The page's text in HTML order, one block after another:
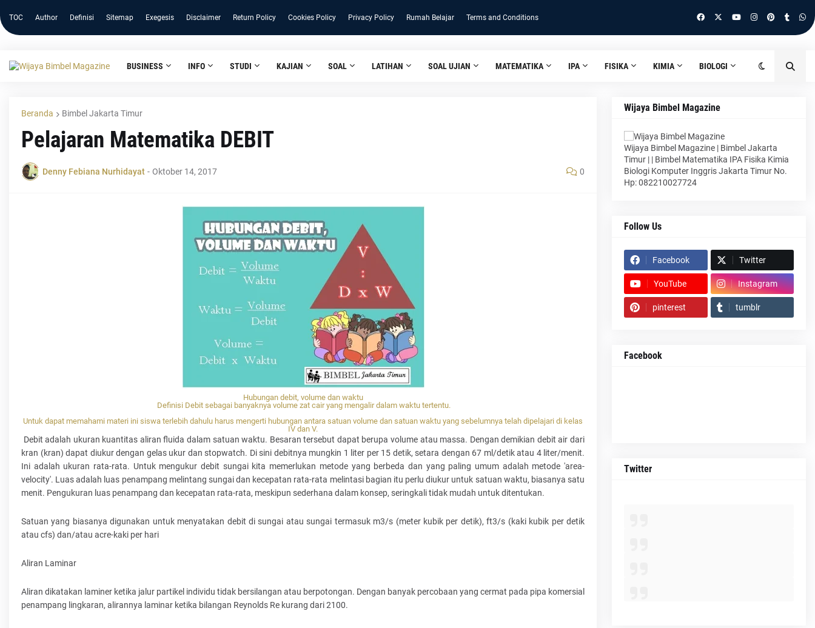
TOC Author Definisi Sitemap Exegesis Disclaimer Return Policy Cookies Policy Privacy Policy Rumah Belajar Terms and Conditions
BUSINESS INFO STUDI KAJIAN SOAL LATIHAN SOAL UJIAN MATEMATIKA IPA FISIKA KIMIA BIOLOGI
Beranda Bimbel Jakarta Timur
Pelajaran Matematika DEBIT
Denny Febiana Nurhidayat - Oktober 14, 2017 0
Hubungan debit, volume dan waktu
Definisi Debit sebagai banyaknya volume zat cair yang mengalir dalam waktu tertentu.
Untuk dapat memahami materi ini siswa terlebih dahulu harus mengerti hubungan antara satuan volume dan satuan waktu yang sebelumnya telah dipelajari di kelas
IV dan V.
Debit adalah ukuran kuantitas aliran fluida dalam satuan waktu. Besaran tersebut dapat berupa volume atau massa. Dengan demikian debit air dari
kran (kran) dapat diukur dengan gelas ukur dan stopwatch. Di sini debitnya mungkin 1 liter per 15 detik, setara dengan 67 ml/detik atau 4 liter/menit.
Ini adalah ukuran rata-rata. Untuk mengukur debit sungai kita memerlukan metode yang berbeda dan yang paling umum adalah metode 'area-
velocity'. Luas adalah luas penampang melintang sungai dan kecepatan rata-rata melintasi bagian itu perlu diukur untuk satuan waktu, biasanya satu
menit. Pengukuran luas penampang dan kecepatan rata-rata, meskipun sederhana dalam konsep, seringkali tidak mudah untuk ditentukan.
Satuan yang biasanya digunakan untuk menyatakan debit di sungai atau sungai termasuk m3/s (meter kubik per detik), ft3/s (kaki kubik per detik
atau cfs) dan/atau acre-kaki per hari
Aliran Laminar
Aliran dikatakan laminer ketika jalur partikel individu tidak bersilangan atau berpotongan. Dengan banyak percobaan yang cermat pada pipa komersial
penampang lingkaran, alirannya laminar ketika bilangan Reynolds Re kurang dari 2100.
Wijaya Bimbel Magazine
Wijaya Bimbel Magazine | Bimbel Jakarta
Timur | | Bimbel Matematika IPA Fisika Kimia
Biologi Komputer Inggris Jakarta Timur No.
Hp: 082210027724
Follow Us
Facebook Twitter
YouTube Instagram
pinterest tumblr
Facebook
Twitter